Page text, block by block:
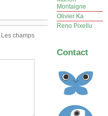
Les champs
Montaigne
Olivier Ka
Reno Pixellu
Contact